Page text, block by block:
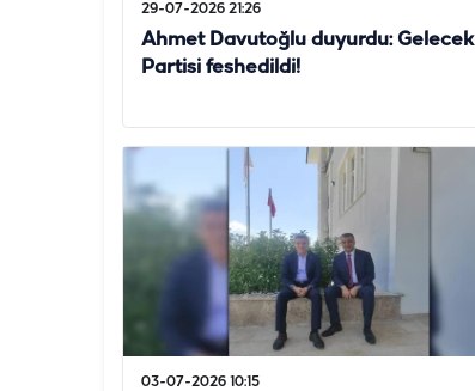
29-07-2026 21:26
Ahmet Davutoğlu duyurdu: Gelecek
Partisi feshedildi!
03-07-2026 10:15